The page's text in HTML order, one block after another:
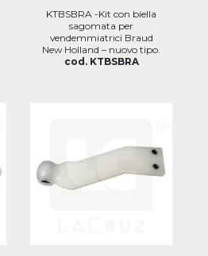
KTBSBRA -Kit con biella
sagomata per
vendemmiatrici Braud
New Holland – nuovo tipo.
cod. KTBSBRA